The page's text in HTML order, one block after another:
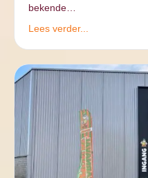
bekende…
Lees verder...